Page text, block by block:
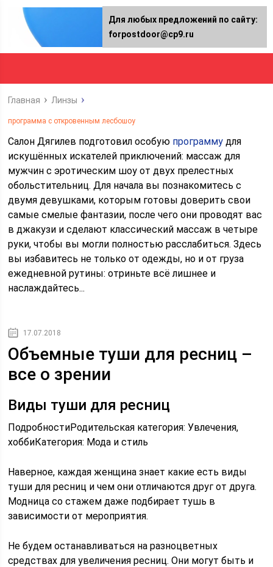
Главная Линзы
программа с откровенным лесбошоу
Салон Дягилев подготовил особую программу для
искушённых искателей приключений: массаж для
мужчин с эротическим шоу от двух прелестных
обольстительниц. Для начала вы познакомитесь с
двумя девушками, которым готовы доверить свои
самые смелые фантазии, после чего они проводят вас
в джакузи и сделают классический массаж в четыре
руки, чтобы вы могли полностью расслабиться. Здесь
вы избавитесь не только от одежды, но и от груза
ежедневной рутины: отриньте всё лишнее и
наслаждайтесь...
17.07.2018
Объемные туши для ресниц –
все о зрении
Виды туши для ресниц
ПодробностиРодительская категория: Увлечения,
хоббиКатегория: Мода и стиль
Наверное, каждая женщина знает какие есть виды
туши для ресниц и чем они отличаются друг от друга.
Модница со стажем даже подбирает тушь в
зависимости от мероприятия.
Не будем останавливаться на разноцветных
средствах для увеличения ресниц. Они могут быть и
Для любых предложений по сайту:
forpostdoor@cp9.ru